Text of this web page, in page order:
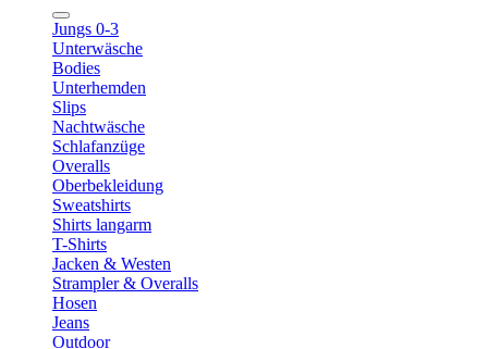
Jungs 0-3
Unterwäsche
Bodies
Unterhemden
Slips
Nachtwäsche
Schlafanzüge
Overalls
Oberbekleidung
Sweatshirts
Shirts langarm
T-Shirts
Jacken & Westen
Strampler & Overalls
Hosen
Jeans
Outdoor